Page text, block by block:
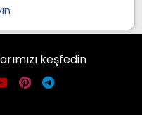
keşfedin